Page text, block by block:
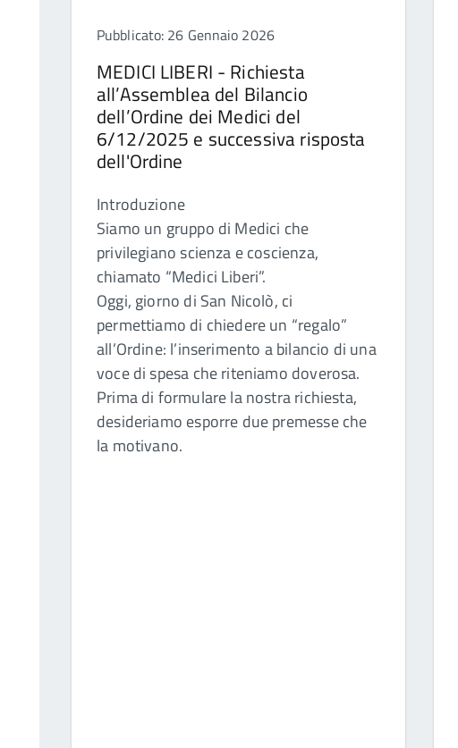
Pubblicato: 26 Gennaio 2026
MEDICI LIBERI - Richiesta
all’Assemblea del Bilancio
dell’Ordine dei Medici del
6/12/2025 e successiva risposta
dell'Ordine
Introduzione
Siamo un gruppo di Medici che
privilegiano scienza e coscienza,
chiamato “Medici Liberi”.
Oggi, giorno di San Nicolò, ci
permettiamo di chiedere un “regalo”
all’Ordine: l’inserimento a bilancio di una
voce di spesa che riteniamo doverosa.
Prima di formulare la nostra richiesta,
desideriamo esporre due premesse che
la motivano.